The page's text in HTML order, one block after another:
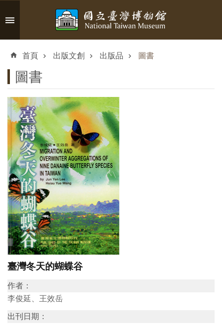
跳到主要內容區塊
搜
認
識
臺
博
參
觀
資
訊
展
覽
資
首頁 出版文創 出版品 圖書
圖書
臺灣冬天的蝴蝶谷
作者：
李俊延、王效岳
出刊日期：